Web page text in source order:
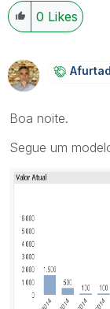
0 Likes
Boa noite.
Segue um